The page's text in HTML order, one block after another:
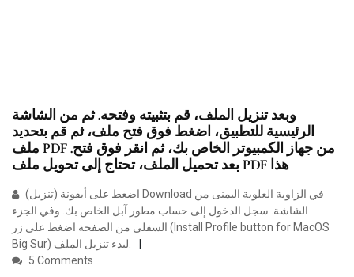
وبعد تنزيل الملف، قم بتثبيته وفتحه. ثم من الشاشة
الرئيسية للتطبيق، اضغط فوق فتح ملف، ثم قم بتحديد
ملف PDF من جهاز الكمبيوتر الخاص بك، ثم انقر فوق فتح.
بعد تحميل الملف، تحتاج إلى تحويل ملف PDF هذا
الشاشة. سجل الدخول إلى حساب مطور آبل الخاص بك. وفي الجزء
السفلي من الصفحة اضغط على زر (Install Profile button for MacOS
Big Sur) لبدء تنزيل الملف.
5 Comments